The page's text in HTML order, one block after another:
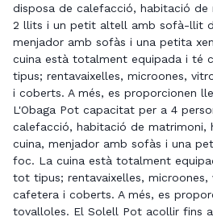
disposa de calefacció, habitació de
2 llits i un petit altell amb sofà-llit
menjador amb sofàs i una petita
cuina està totalment equipada i té
tipus; rentavaixelles, microones,
i coberts. A més, es proporcionen
L'Obaga Pot capacitat per a 4
calefacció, habitació de matrimoni,
cuina, menjador amb sofàs i una
foc. La cuina està totalment
tot tipus; rentavaixelles, microones,
cafetera i coberts. A més, es
tovalloles. El Solell Pot acollir fins